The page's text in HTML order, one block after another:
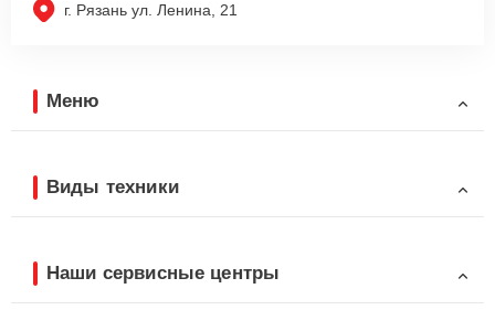
г. Рязань ул. Ленина, 21
Меню
Виды техники
Наши сервисные центры